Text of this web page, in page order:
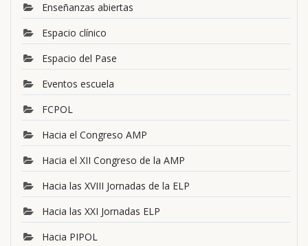
Enseñanzas abiertas
Espacio clínico
Espacio del Pase
Eventos escuela
FCPOL
Hacia el Congreso AMP
Hacia el XII Congreso de la AMP
Hacia las XVIII Jornadas de la ELP
Hacia las XXI Jornadas ELP
Hacia PIPOL